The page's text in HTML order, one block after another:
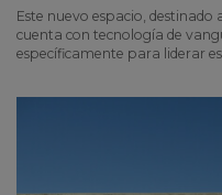
Este nuevo espacio, destinado
cuenta con tecnología de
específicamente para liderar